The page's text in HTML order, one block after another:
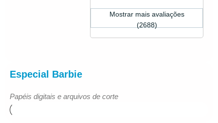
Mostrar mais avaliações
(2688)
Especial Barbie
Papéis digitais e arquivos de corte